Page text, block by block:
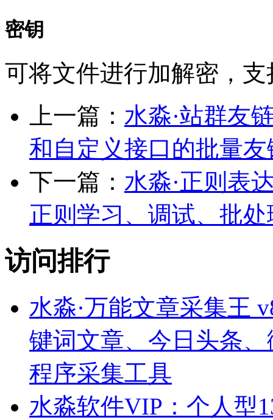
密钥
可将文件进行加解密，
上一篇： 水淼·站群友
和自定义接口的批量
下一篇： 水淼·正则表
正则学习、调试、批
访问排行
水淼·万能文章采集王
键词文章、今日头条
程序采集工具
水淼软件VIP：个人型